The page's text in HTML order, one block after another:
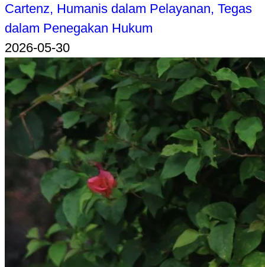
Cartenz, Humanis dalam Pelayanan, Tegas
dalam Penegakan Hukum
2026-05-30